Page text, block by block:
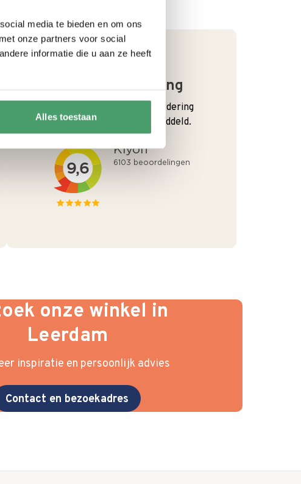
media te bieden en om ons
onze partners voor social
informatie die u aan ze heeft
Alles toestaan
Goede waardering
We krijgen een goede waardering
van Onze klanten. 9+ gemiddeld.
onze winkel in
Leerdam
inspiratie en persoonlijk advies
Contact en bezoekadres